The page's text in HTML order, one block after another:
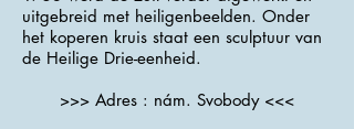
uitgebreid met heiligenbeelden. Onder
het koperen kruis staat een sculptuur van
de Heilige Drie-eenheid.
>>> Adres : nám. Svobody <<<